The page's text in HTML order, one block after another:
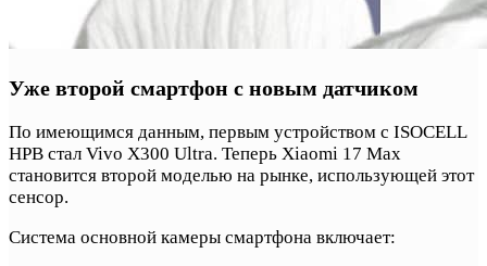
Уже второй смартфон с новым датчиком
По имеющимся данным, первым устройством с ISOCELL
HPB стал Vivo X300 Ultra. Теперь Xiaomi 17 Max
становится второй моделью на рынке, использующей этот
сенсор.
Система основной камеры смартфона включает: